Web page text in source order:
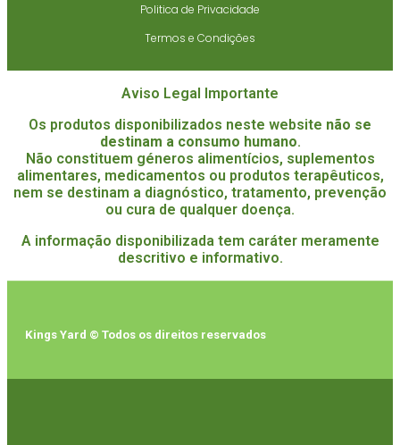
Politica de Privacidade
Termos e Condições
Aviso Legal Importante
Os produtos disponibilizados neste website não se
destinam a consumo humano.
Não constituem géneros alimentícios, suplementos
alimentares, medicamentos ou produtos terapêuticos,
nem se destinam a diagnóstico, tratamento, prevenção
ou cura de qualquer doença.
A informação disponibilizada tem caráter meramente
descritivo e informativo.
Kings Yard © Todos os direitos reservados